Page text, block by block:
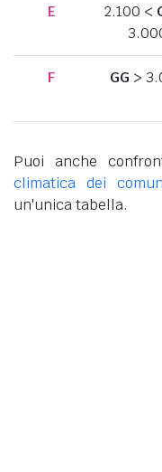
E 2.100 <
F GG >
Puoi anche
climatica dei
un'unica tabella.